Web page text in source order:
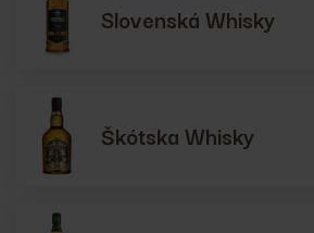
Slovenská Whisky
Škótska Whisky